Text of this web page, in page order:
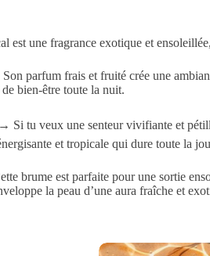
une fragrance exotique et
parfum frais et fruité crée une
bien-être toute la nuit.
→ Si tu veux une senteur vivifiante et
et tropicale qui dure toute la
brume est parfaite pour une sortie
la peau d’une aura fraîche et